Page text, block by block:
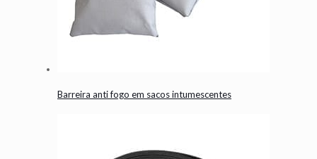
Barreira anti fogo em sacos intumescentes